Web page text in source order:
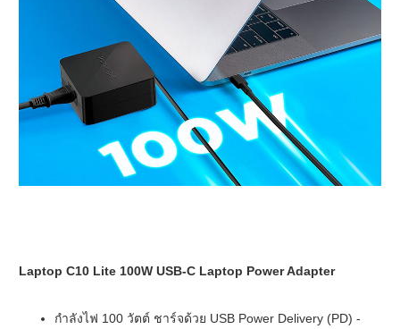
Laptop C10 Lite 100W USB-C Laptop Power Adapter
กำลังไฟ 100 วัตต์ ชาร์จด้วย USB Power Delivery (PD) -